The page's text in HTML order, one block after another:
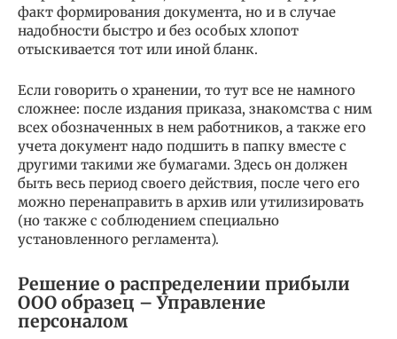
факт формирования документа, но и в случае
надобности быстро и без особых хлопот
отыскивается тот или иной бланк.
Если говорить о хранении, то тут все не намного
сложнее: после издания приказа, знакомства с ним
всех обозначенных в нем работников, а также его
учета документ надо подшить в папку вместе с
другими такими же бумагами. Здесь он должен
быть весь период своего действия, после чего его
можно перенаправить в архив или утилизировать
(но также с соблюдением специально
установленного регламента).
Решение о распределении прибыли
ООО образец – Управление
персоналом